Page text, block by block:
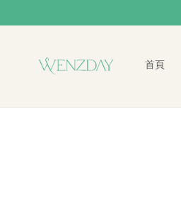
首頁